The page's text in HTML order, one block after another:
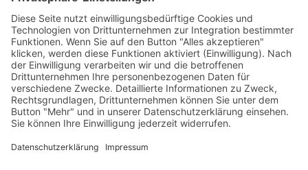
Hobby- und Künstlerbedarf:
Mo., Mi., Fr. 10:00 – 15:00 Uhr
Di., Do. 13:00 – 18:00 Uhr
Sa. 9:00 – 12:00 Uhr
03677/202020 (Zentrale + Onlineshop)
(03677) 204847 (Bastelladen)
Oehrenstöcker Str. 4, 98693 Ilmenau